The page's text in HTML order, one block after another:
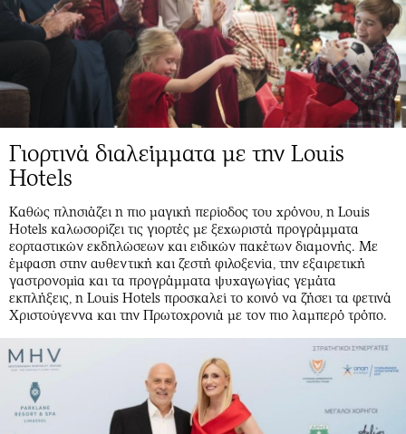
Γιορτινά διαλείμματα με την Louis
Hotels
Καθώς πλησιάζει η πιο μαγική περίοδος του χρόνου, η Louis
Hotels καλωσορίζει τις γιορτές με ξεχωριστά προγράμματα
εορταστικών εκδηλώσεων και ειδικών πακέτων διαμονής. Με
έμφαση στην αυθεντική και ζεστή φιλοξενία, την εξαιρετική
γαστρονομία και τα προγράμματα ψυχαγωγίας γεμάτα
εκπλήξεις, η Louis Hotels προσκαλεί το κοινό να ζήσει τα φετινά
Χριστούγεννα και την Πρωτοχρονιά με τον πιο λαμπερό τρόπο.